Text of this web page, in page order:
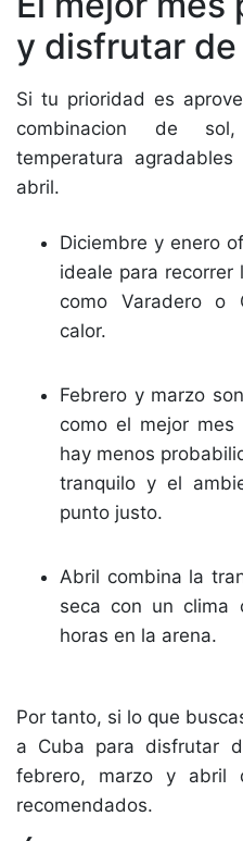
y disfrutar de
Si tu prioridad es
combinacion de
temperatura
abril.
Diciembre y enero
ideale para
como Varadero o
calor.
Febrero y marzo
como el mejor
hay menos
tranquilo y el
punto justo.
Abril combina la
seca con un clima
horas en la arena.
Por tanto, si lo que
a Cuba para disfrutar
febrero, marzo y abril
recomendados.